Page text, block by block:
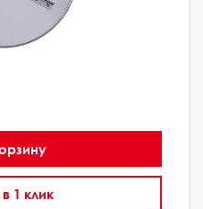
1 клик